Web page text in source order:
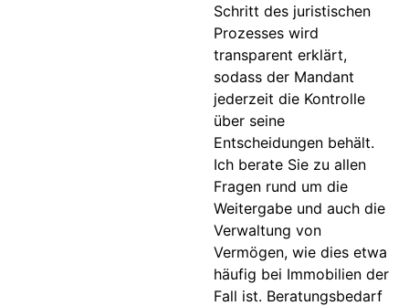
Schritt des juristischen
Prozesses wird
transparent erklärt,
sodass der Mandant
jederzeit die Kontrolle
über seine
Entscheidungen behält.
Ich berate Sie zu allen
Fragen rund um die
Weitergabe und auch die
Verwaltung von
Vermögen, wie dies etwa
häufig bei Immobilien der
Fall ist. Beratungsbedarf